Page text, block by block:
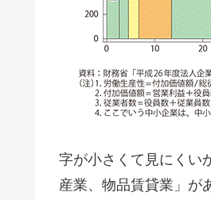
字が小さくて見にくい
産業、物品賃貸業」が